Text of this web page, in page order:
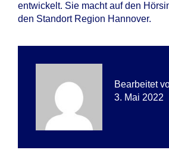
entwickelt. Sie macht auf den
den Standort Region Hannover.
Bearbeitet
3. Mai 2022